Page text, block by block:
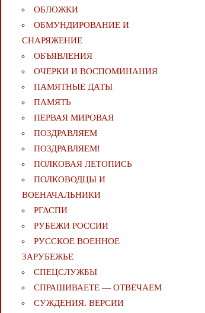
ОБЛОЖКИ
ОБМУНДИРОВАНИЕ И
СНАРЯЖЕНИЕ
ОБЪЯВЛЕНИЯ
ОЧЕРКИ И ВОСПОМИНАНИЯ
ПАМЯТНЫЕ ДАТЫ
ПАМЯТЬ
ПЕРВАЯ МИРОВАЯ
ПОЗДРАВЛЯЕМ
ПОЗДРАВЛЯЕМ!
ПОЛКОВАЯ ЛЕТОПИСЬ
ПОЛКОВОДЦЫ И
ВОЕНАЧАЛЬНИКИ
РГАСПИ
РУБЕЖИ РОССИИ
РУССКОЕ ВОЕННОЕ
ЗАРУБЕЖЬЕ
СПЕЦСЛУЖБЫ
СПРАШИВАЕТЕ — ОТВЕЧАЕМ
СУЖДЕНИЯ. ВЕРСИИ